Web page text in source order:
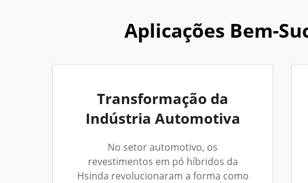
Aplicações Bem-
Transformação da
Indústria Automotiva
No setor automotivo, os
revestimentos em pó híbridos da
Hsinda revolucionaram a forma como